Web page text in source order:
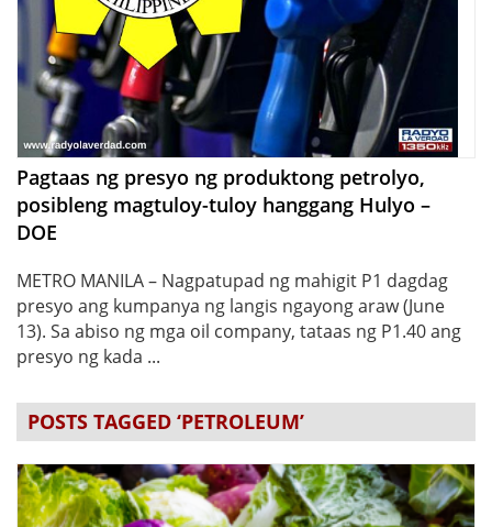
Pagtaas ng presyo ng produktong petrolyo,
posibleng magtuloy-tuloy hanggang Hulyo –
DOE
METRO MANILA – Nagpatupad ng mahigit P1 dagdag
presyo ang kumpanya ng langis ngayong araw (June
13). Sa abiso ng mga oil company, tataas ng P1.40 ang
presyo ng kada ...
POSTS TAGGED ‘PETROLEUM’